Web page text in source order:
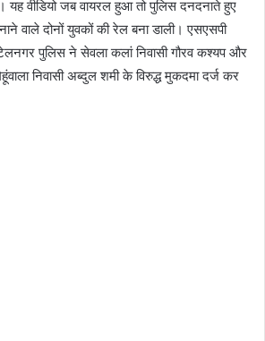
यह वीडियो जब वायरल हुआ तो पुलिस दनदनाते हुए
वाले दोनों युवकों की रेल बना डाली। एसएसपी
पुलिस ने सेवला कलां निवासी गौरव कश्यप और
निवासी अब्दुल शमी के विरुद्ध मुकदमा दर्ज कर